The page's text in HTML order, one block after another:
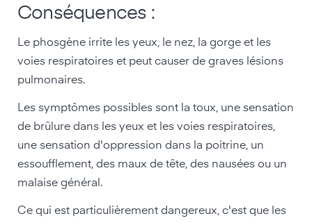
Conséquences :
Le phosgène irrite les yeux, le nez, la gorge et les
voies respiratoires et peut causer de graves lésions
pulmonaires.
Les symptômes possibles sont la toux, une sensation
de brûlure dans les yeux et les voies respiratoires,
une sensation d'oppression dans la poitrine, un
essoufflement, des maux de tête, des nausées ou un
malaise général.
Ce qui est particulièrement dangereux, c'est que les